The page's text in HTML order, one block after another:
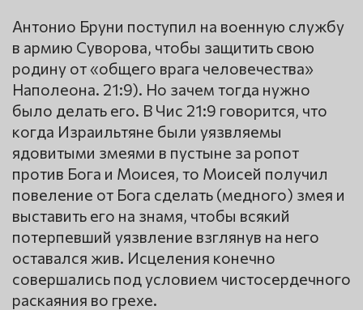
Антонио Бруни поступил на военную службу
в армию Суворова, чтобы защитить свою
родину от «общего врага человечества»
Наполеона. 21:9). Но зачем тогда нужно
было делать его. В Чис 21:9 говорится, что
когда Израильтяне были уязвляемы
ядовитыми змеями в пустыне за ропот
против Бога и Моисея, то Моисей получил
повеление от Бога сделать (медного) змея и
выставить его на знамя, чтобы всякий
потерпевший уязвление взглянув на него
оставался жив. Исцеления конечно
совершались под условием чистосердечного
раскаяния во грехе.